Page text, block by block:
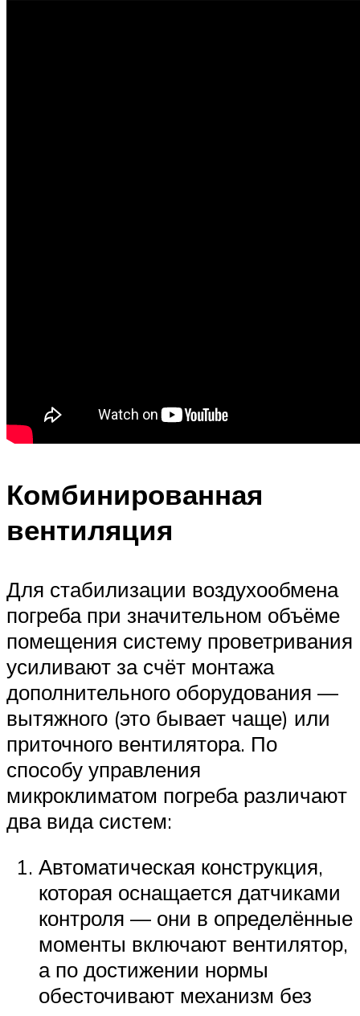
Комбинированная
вентиляция
Для стабилизации воздухообмена
погреба при значительном объёме
помещения систему проветривания
усиливают за счёт монтажа
дополнительного оборудования —
вытяжного (это бывает чаще) или
приточного вентилятора. По
способу управления
микроклиматом погреба различают
два вида систем:
Автоматическая конструкция,
которая оснащается датчиками
контроля — они в определённые
моменты включают вентилятор,
а по достижении нормы
обесточивают механизм без